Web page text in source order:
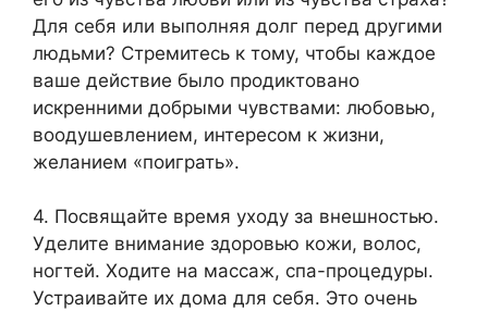
Для себя или выполняя долг перед другими
людьми? Стремитесь к тому, чтобы каждое
ваше действие было продиктовано
искренними добрыми чувствами: любовью,
воодушевлением, интересом к жизни,
желанием «поиграть».
4. Посвящайте время уходу за внешностью.
Уделите внимание здоровью кожи, волос,
ногтей. Ходите на массаж, спа-процедуры.
Устраивайте их дома для себя. Это очень